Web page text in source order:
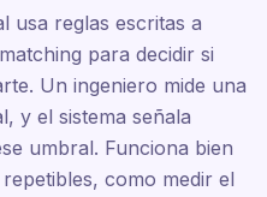
usa reglas escritas a
para decidir si
Un ingeniero mide una
y el sistema señala
umbral. Funciona bien
como medir el